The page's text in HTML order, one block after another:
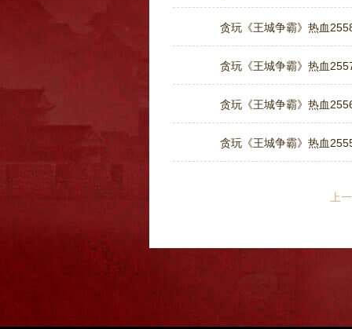
贪玩《王城争霸》热血
贪玩《王城争霸》热血
贪玩《王城争霸》热血
贪玩《王城争霸》热血
上